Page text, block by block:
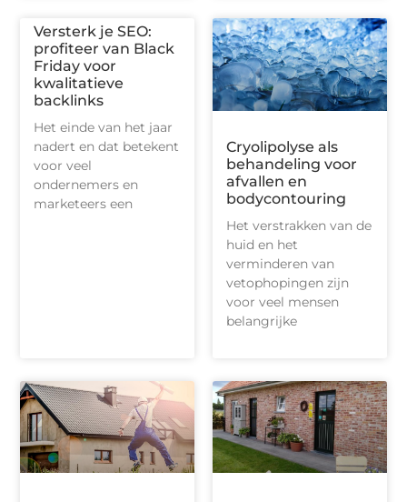
Versterk je SEO:
profiteer van Black
Friday voor
kwalitatieve
backlinks
Het einde van het jaar
nadert en dat betekent
voor veel
ondernemers en
marketeers een
Cryolipolyse als
behandeling voor
afvallen en
bodycontouring
Het verstrakken van de
huid en het
verminderen van
vetophopingen zijn
voor veel mensen
belangrijke